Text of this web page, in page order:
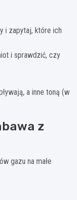
i zapytaj, które ich
i sprawdzić, czy
a inne toną (w
z
gazu na małe